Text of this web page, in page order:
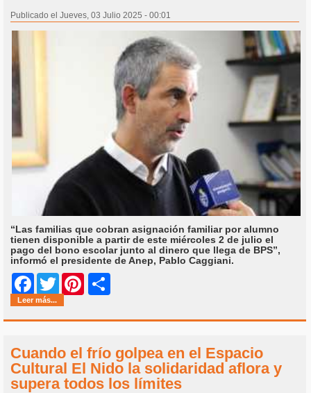
Publicado el Jueves, 03 Julio 2025 - 00:01
“Las familias que cobran asignación familiar por alumno
tienen disponible a partir de este miércoles 2 de julio el
pago del bono escolar junto al dinero que llega de BPS”,
informó el presidente de Anep, Pablo Caggiani.
Facebook
Twitter Pinterest
Leer más...
Cuando el frío golpea en el Espacio
Cultural El Nido la solidaridad aflora y
supera todos los límites